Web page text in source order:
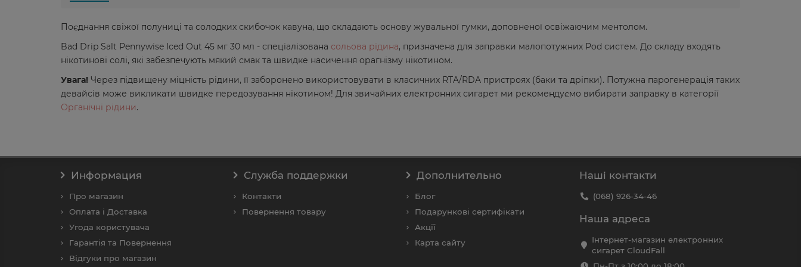
Поєднання свіжої полуниці та солодких скибочок кавуна, що складають основу жувальної гумки, доповненої освіжаючим ментолом.
Bad Drip Salt Pennywise Iced Out 45 мг 30 мл - спеціалізована сольова рідина, призначена для заправки малопотужних Pod систем. До складу входять
нікотинові солі, які забезпечують мякий смак та швидке насичення орагнізму нікотином.
Увага! Через підвищену міцність рідини, її заборонено використовувати в класичних RTA/RDA пристроях (баки та дріпки). Потужна парогенерація таких
девайсів може викликати швидке передозування нікотином! Для звичайних електронних сигарет ми рекомендуємо вибирати заправку в категорії
Органічні рідини.
Информация
Про магазин
Оплата і Доставка
Угода користувача
Гарантія та Повернення
Відгуки про магазин
Служба поддержки
Контакти
Повернення товару
Дополнительно
Блог
Подарункові сертифікати
Акції
Карта сайту
Наші контакти
(068) 926-34-46
Наша адреса
Інтернет-магазин електронних
сигарет CloudFall